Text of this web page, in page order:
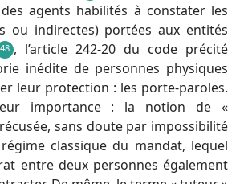
agents habilités à constater les
ou indirectes) portées aux entités
48 , l’article 242-20 du code précité
inédite de personnes physiques
leur protection : les porte-paroles.
importance : la notion de «
sans doute par impossibilité
classique du mandat, lequel
entre deux personnes également